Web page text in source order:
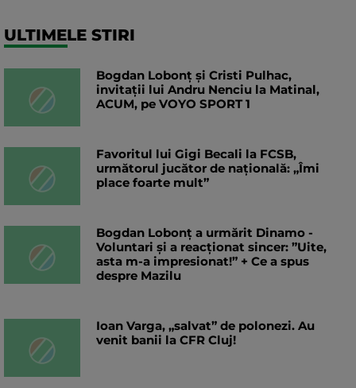
ULTIMELE STIRI
Bogdan Lobonț și Cristi Pulhac,
invitații lui Andru Nenciu la Matinal,
ACUM, pe VOYO SPORT 1
Favoritul lui Gigi Becali la FCSB,
următorul jucător de națională: „Îmi
place foarte mult”
Bogdan Lobonț a urmărit Dinamo -
Voluntari și a reacționat sincer: ”Uite,
asta m-a impresionat!” + Ce a spus
despre Mazilu
Ioan Varga, „salvat” de polonezi. Au
venit banii la CFR Cluj!